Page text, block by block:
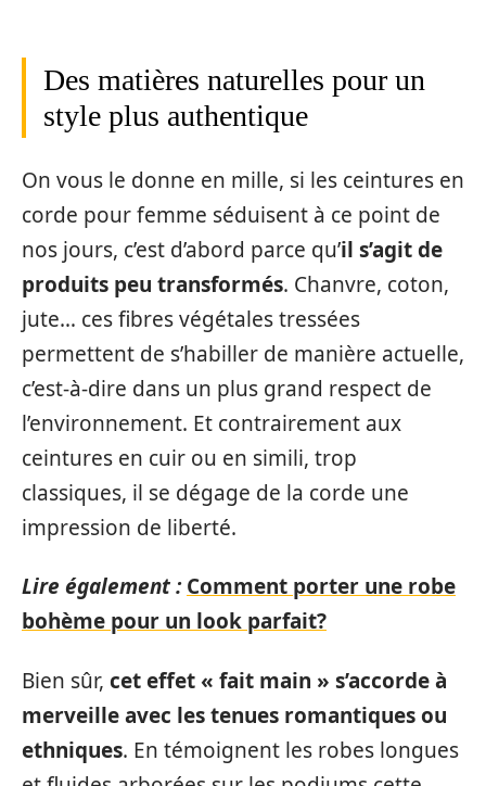
Des matières naturelles pour un
style plus authentique
On vous le donne en mille, si les ceintures en
corde pour femme séduisent à ce point de
nos jours, c’est d’abord parce qu’il s’agit de
produits peu transformés. Chanvre, coton,
jute… ces fibres végétales tressées
permettent de s’habiller de manière actuelle,
c’est-à-dire dans un plus grand respect de
l’environnement. Et contrairement aux
ceintures en cuir ou en simili, trop
classiques, il se dégage de la corde une
impression de liberté.
Lire également : Comment porter une robe
bohème pour un look parfait?
Bien sûr, cet effet « fait main » s’accorde à
merveille avec les tenues romantiques ou
ethniques. En témoignent les robes longues